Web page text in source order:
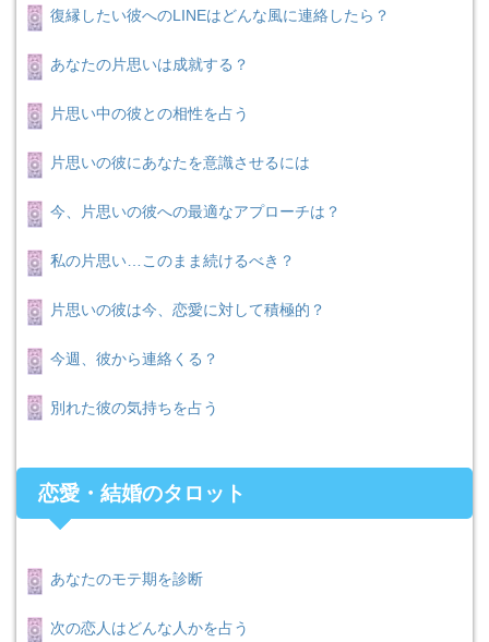
復縁したい彼へのLINEはどんな風に連絡したら？
あなたの片思いは成就する？
片思い中の彼との相性を占う
片思いの彼にあなたを意識させるには
今、片思いの彼への最適なアプローチは？
私の片思い…このまま続けるべき？
片思いの彼は今、恋愛に対して積極的？
今週、彼から連絡くる？
別れた彼の気持ちを占う
恋愛・結婚のタロット
あなたのモテ期を診断
次の恋人はどんな人かを占う